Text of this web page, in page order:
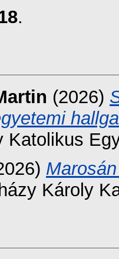
.
(2026)
Katolikus
Károly